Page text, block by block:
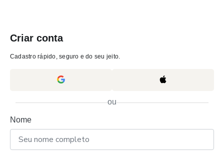
Criar conta
Cadastro rápido, seguro e do seu jeito.
ou
Nome